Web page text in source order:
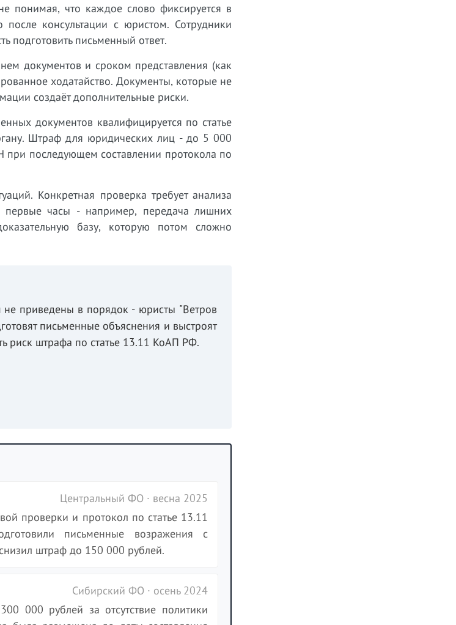
понимая, что каждое слово фиксируется в
консультации с юристом. Сотрудники
подготовить письменный ответ.
документов и сроком представления (как
ходатайство. Документы, которые не
создаёт дополнительные риски.
документов квалифицируется по статье
Штраф для юридических лиц - до 5 000
последующем составлении протокола по
Конкретная проверка требует анализа
часы - например, передача лишних
базу, которую потом сложно
приведены в порядок - юристы "Ветров
письменные объяснения и выстроят
риск штрафа по статье 13.11 КоАП РФ.
Центральный ФО · весна 2025
проверки и протокол по статье 13.11
письменные возражения с
штраф до 150 000 рублей.
Сибирский ФО · осень 2024
000 рублей за отсутствие политики